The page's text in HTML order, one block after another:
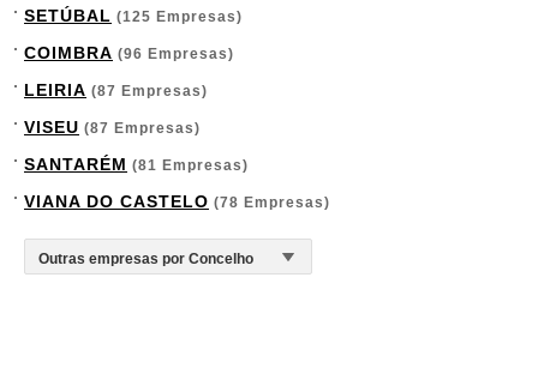
SETÚBAL (125 Empresas)
COIMBRA (96 Empresas)
LEIRIA (87 Empresas)
VISEU (87 Empresas)
SANTARÉM (81 Empresas)
VIANA DO CASTELO (78 Empresas)